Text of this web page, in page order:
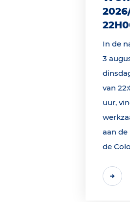
In de
3
van
uur,
aan
de